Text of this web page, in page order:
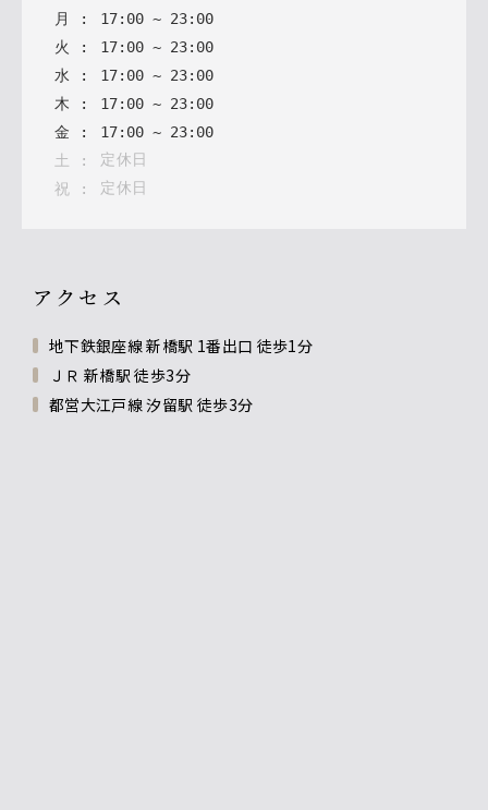
月
: 17: 00 ~ 23: 00
火
: 17: 00 ~ 23: 00
水 : 17: 00 ~ 23: 00
木 : 17: 00 ~ 23: 00
金 : 17: 00 ~ 23: 00
土
:
定休日
祝 : 定休日
アクセス
地下鉄銀座線 新橋駅 1番出口 徒歩1分
ＪＲ 新橋駅 徒歩3分
都営大江戸線 汐留駅 徒歩3分